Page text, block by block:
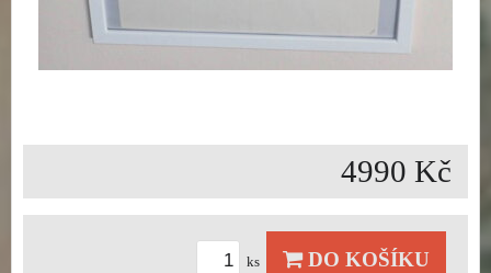
4990 Kč
ks DO KOŠÍKU